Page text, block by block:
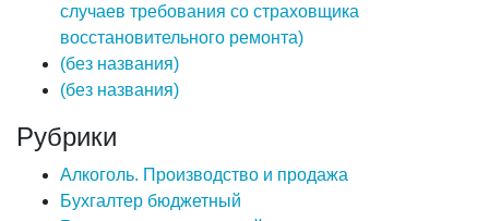
случаев требования со страховщика
восстановительного ремонта)
(без названия)
(без названия)
Рубрики
Алкоголь. Производство и продажа
Бухгалтер бюджетный